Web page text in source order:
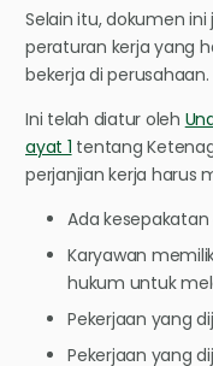
Selain itu, dokumen
peraturan kerja yang
bekerja di perusahaan.
Ini telah diatur oleh
ayat 1 tentang
perjanjian kerja harus
Ada
Karyawan
hukum untuk
Pekerjaan yang
Pekerjaan yang